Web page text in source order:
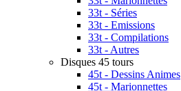
33t - Séries
33t - Emissions
33t - Compilations
33t - Autres
Disques 45 tours
45t - Dessins Animes
45t - Marionnettes